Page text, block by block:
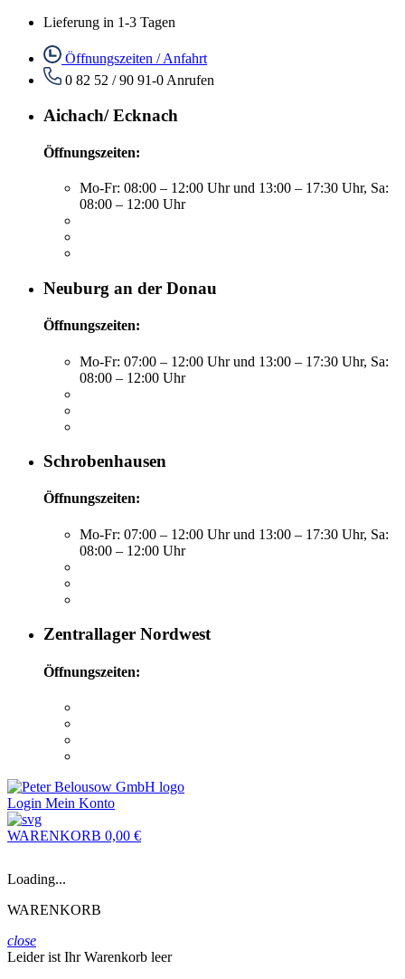
Lieferung in 1-3 Tagen
Öffnungszeiten / Anfahrt
0 82 52 / 90 91-0 Anrufen
Aichach/ Ecknach
Öffnungszeiten:
Mo-Fr: 08:00 – 12:00 Uhr und 13:00 – 17:30 Uhr, Sa:
08:00 – 12:00 Uhr
Neuburg an der Donau
Öffnungszeiten:
Mo-Fr: 07:00 – 12:00 Uhr und 13:00 – 17:30 Uhr, Sa:
08:00 – 12:00 Uhr
Schrobenhausen
Öffnungszeiten:
Mo-Fr: 07:00 – 12:00 Uhr und 13:00 – 17:30 Uhr, Sa:
08:00 – 12:00 Uhr
Zentrallager Nordwest
Öffnungszeiten:
Login Mein Konto
WARENKORB 0,00 €
Loading...
WARENKORB
close
Leider ist Ihr Warenkorb leer